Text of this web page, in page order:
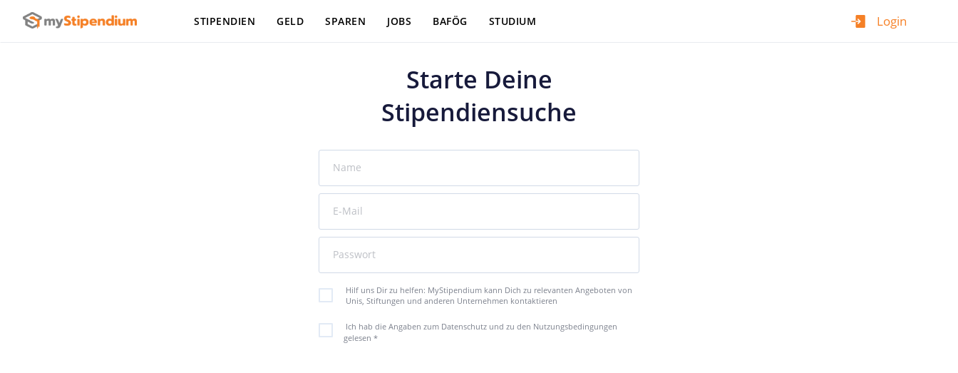
Login
STIPENDIEN GELD SPAREN JOBS BAFÖG STUDIUM
Starte Deine
Stipendiensuche
Name
E-Mail
Passwort
Hilf uns Dir zu helfen: MyStipendium kann Dich zu relevanten Angeboten von
Unis, Stiftungen und anderen Unternehmen kontaktieren
Ich hab die Angaben zum Datenschutz und zu den Nutzungsbedingungen
gelesen *